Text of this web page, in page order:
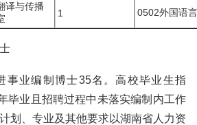
译与传播
1 0502外国语
事业编制博士35名。高校毕业生指
毕业且招聘过程中未落实编制内工作
划、专业及其他要求以湖南省人力资